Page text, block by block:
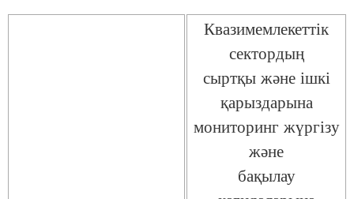
Квазимемлекеттік
сектордың
сыртқы және ішкі
қарыздарына
мониторинг жүргізу
және
бақылау